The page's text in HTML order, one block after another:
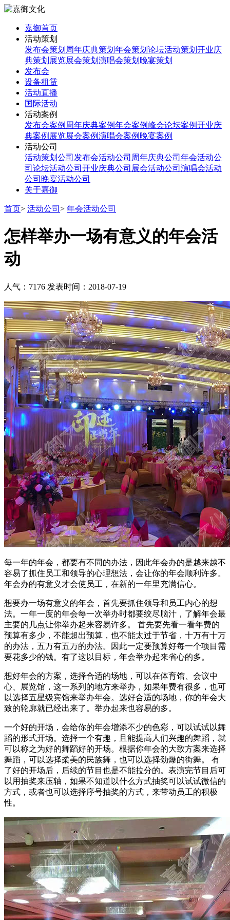
嘉御首页
活动策划
发布会策划 周年庆典策划 年会策划 论坛活动策划 开业庆
典策划 展览展会策划 演唱会策划 晚宴策划
发布会
设备租赁
活动直播
国际活动
活动案例
发布会案例 周年庆典案例年会案例峰会论坛案例开业庆
典案例 展览展会案例演唱会案例 晚宴案例
活动公司
活动策划公司 发布会活动公司 周年庆典公司 年会活动公
司 论坛活动公司 开业庆典公司 展会活动公司 演唱会活动
公司 晚宴活动公司
关于嘉御
首页> 活动公司 > 年会活动公司
怎样举办一场有意义的年会活
动
人气：7176 发表时间：2018-07-19
每一年的年会，都要有不同的办法，因此年会办的是越来越不
容易了抓住员工和领导的心理想法，会让你的年会顺利许多。
年会办的有意义才会使员工，在新的一年里充满信心。
想要办一场有意义的年会，首先要抓住领导和员工内心的想
法。一年一度的年会每一次举办时都要绞尽脑汁，了解年会最
主要的几点让你举办起来容易许多。 首先要先看一看年费的
预算有多少，不能超出预算，也不能太过于节省，十万有十万
的办法，五万有五万的办法。因此一定要预算好每一个项目需
要花多少的钱。有了这以目标，年会举办起来省心的多。
想好年会的方案，选择合适的场地，可以在体育馆、会议中
心、展览馆，这一系列的地方来举办，如果年费有很多，也可
以选择五星级宾馆来举办年会。选好合适的场地，你的年会大
致的轮廓就已经出来了。举办起来也容易的多。
一个好的开场，会给你的年会增添不少的色彩，可以试试以舞
蹈的形式开场。选择一个有趣，且能提高人们兴趣的舞蹈，就
可以称之为好的舞蹈好的开场。根据你年会的大致方案来选择
舞蹈，可以选择柔美的民族舞，也可以选择劲爆的街舞。 有
了好的开场后，后续的节目也是不能拉分的。表演完节目后可
以用抽奖来压轴，如果不知道以什么方式抽奖可以试试微信的
方式，或者也可以选择序号抽奖的方式，来带动员工的积极
性。